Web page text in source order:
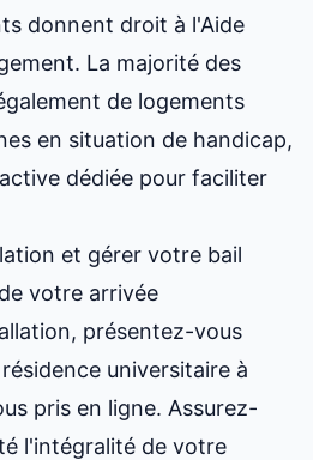
donnent droit à l'Aide
La majorité des
de logements
en situation de handicap,
dédiée pour faciliter
et gérer votre bail
votre arrivée
présentez-vous
universitaire à
pris en ligne. Assurez-
l'intégralité de votre